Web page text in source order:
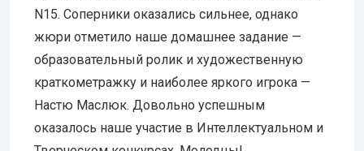
N15. Соперники оказались сильнее, однако
жюри отметило наше домашнее задание —
образовательный ролик и художественную
краткометражку и наиболее яркого игрока —
Настю Маслюк. Довольно успешным
оказалось наше участие в Интеллектуальном и